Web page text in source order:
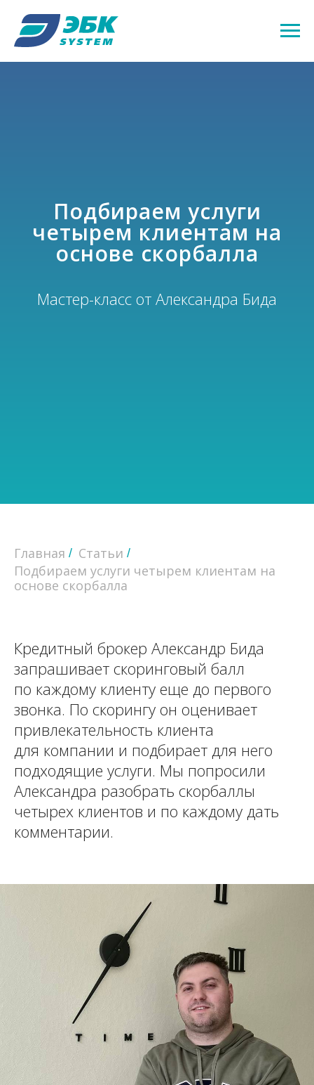
Подбираем услуги
четырем клиентам на
основе скорбалла
Мастер-класс от Александра Бида
Главная / Статьи /
Подбираем услуги четырем клиентам на
основе скорбалла
Кредитный брокер Александр Бида
запрашивает скоринговый балл
по каждому клиенту еще до первого
звонка. По скорингу он оценивает
привлекательность клиента
для компании и подбирает для него
подходящие услуги. Мы попросили
Александра разобрать скорбаллы
четырех клиентов и по каждому дать
комментарии.